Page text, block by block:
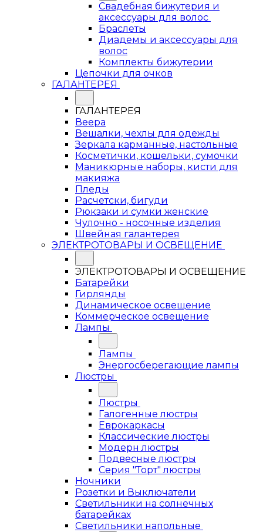
Свадебная бижутерия и
аксессуары для волос
Браслеты
Диадемы и аксессуары для
волос
Комплекты бижутерии
Цепочки для очков
ГАЛАНТЕРЕЯ
ГАЛАНТЕРЕЯ
Веера
Вешалки, чехлы для одежды
Зеркала карманные, настольные
Косметички, кошельки, сумочки
Маникюрные наборы, кисти для
макияжа
Пледы
Расчетски, бигуди
Рюкзаки и сумки женские
Чулочно - носочные изделия
Швейная галантерея
ЭЛЕКТРОТОВАРЫ И ОСВЕЩЕНИЕ
ЭЛЕКТРОТОВАРЫ И ОСВЕЩЕНИЕ
Батарейки
Гирлянды
Динамическое освещение
Коммерческое освещение
Лампы
Лампы
Энергосберегающие лампы
Люстры
Люстры
Галогенные люстры
Еврокаркасы
Классические люстры
Модерн люстры
Подвесные люстры
Серия "Торт" люстры
Ночники
Розетки и Выключатели
Светильники на солнечных
батарейках
Светильники напольные